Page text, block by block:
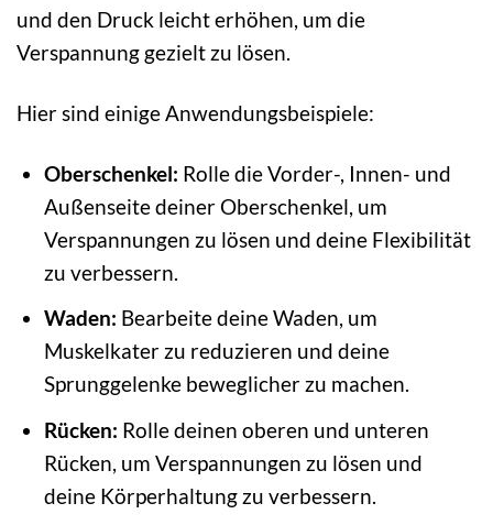
und den Druck leicht erhöhen, um die
Verspannung gezielt zu lösen.
Hier sind einige Anwendungsbeispiele:
Oberschenkel: Rolle die Vorder-, Innen- und
Außenseite deiner Oberschenkel, um
Verspannungen zu lösen und deine Flexibilität
zu verbessern.
Waden: Bearbeite deine Waden, um
Muskelkater zu reduzieren und deine
Sprunggelenke beweglicher zu machen.
Rücken: Rolle deinen oberen und unteren
Rücken, um Verspannungen zu lösen und
deine Körperhaltung zu verbessern.